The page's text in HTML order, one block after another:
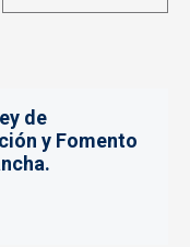
de
y Fomento